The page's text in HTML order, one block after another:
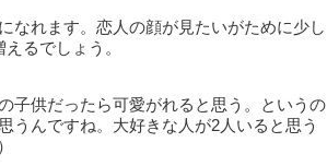
なれます。恋人の顔が見たいがために少し
るでしょう。
子供だったら可愛がれると思う。というの
うんですね。大好きな人が2人いると思う